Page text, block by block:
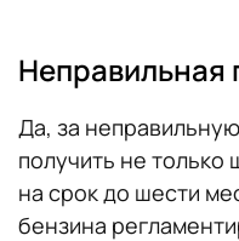
Неправильная
Да, за
получить не только
на срок до шести
бензина